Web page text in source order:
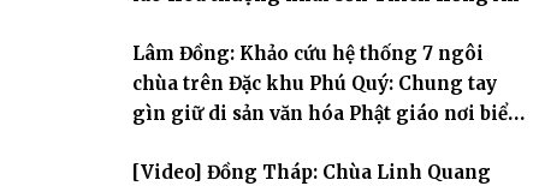
Lâm Đồng: Khảo cứu hệ thống 7 ngôi
chùa trên Đặc khu Phú Quý: Chung tay
gìn giữ di sản văn hóa Phật giáo nơi biển
[Video] Đồng Tháp: Chùa Linh Quang